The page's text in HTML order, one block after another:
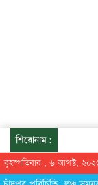
শিরোনাম:
বৃহস্পতিবার , ৬ আগস্ট, ২০২৬